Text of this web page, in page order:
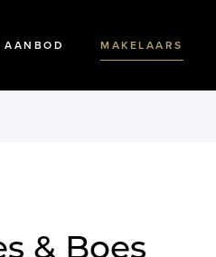
AANBOD MAKELAARS
& Boes